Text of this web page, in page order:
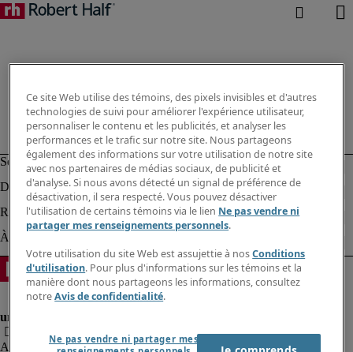
Alerte à la fraude
Ce site Web utilise des témoins, des pixels invisibles et d'autres
technologies de suivi pour améliorer l'expérience utilisateur,
personnaliser le contenu et les publicités, et analyser les
performances et le trafic sur notre site. Nous partageons
également des informations sur votre utilisation de notre site
avec nos partenaires de médias sociaux, de publicité et
d'analyse. Si nous avons détecté un signal de préférence de
désactivation, il sera respecté. Vous pouvez désactiver
l'utilisation de certains témoins via le lien Ne pas vendre ni
partager mes renseignements personnels.
Votre utilisation du site Web est assujettie à nosConditions
d'utilisation. Pour plus d'informations sur les témoins et la
manière dont nous partageons les informations, consultez
notreAvis de confidentialité.
Ne pas vendre ni partager mes